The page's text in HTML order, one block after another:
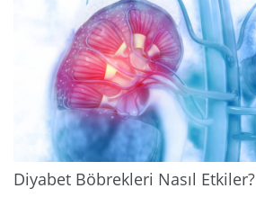
Diyabet Böbrekleri Nasıl Etkiler?